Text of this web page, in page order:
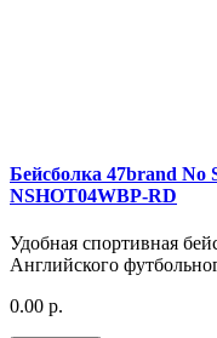
Бейсболка 47brand
NSHOT04WBP-RD
Удобная спортивная
Английского
0.00 р.